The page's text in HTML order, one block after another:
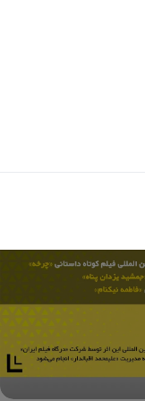
«همه چی خوبه» به